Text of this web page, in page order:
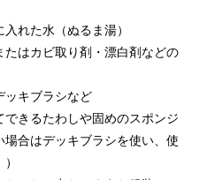
れた水（ぬるま湯）
はカビ取り剤・漂白剤などの
ッキブラシなど
できるたわしや固めのスポンジ
合はデッキブラシを使い、使